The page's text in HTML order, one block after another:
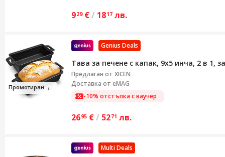
929 €/ 1817 лв.
Промотиран
Genius Deals
Тава за печене с капак, 9x5 инча, 2 в 1,
Предлаган от XICEN
Доставка от eMAG
-10% отстъпка с ваучер
2695 €/ 5271 лв.
Multi Deals